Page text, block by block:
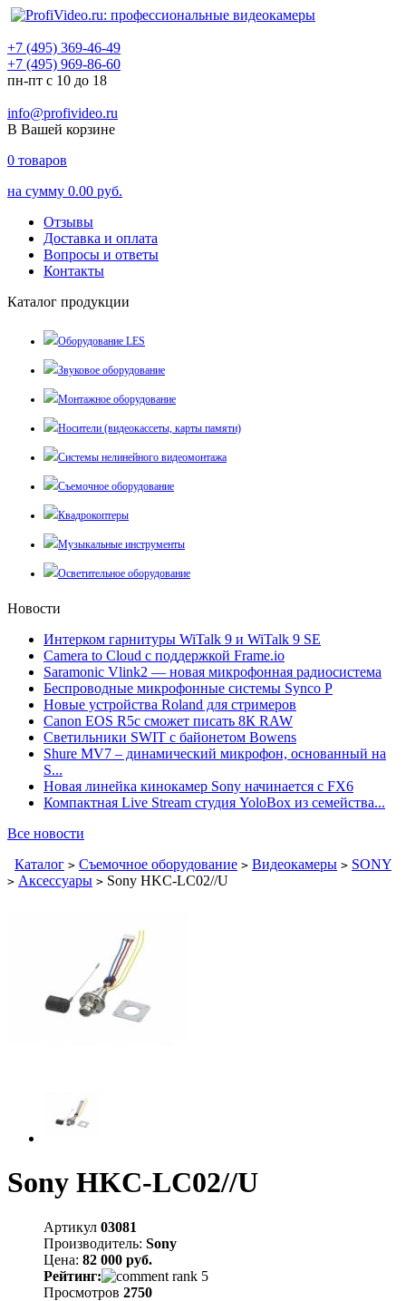
+7 (495) 369-46-49
+7 (495) 969-86-60
пн-пт с 10 до 18
info@profivideo.ru
В Вашей корзине
0 товаров
на сумму 0.00 руб.
Отзывы
Доставка и оплата
Вопросы и ответы
Контакты
Каталог продукции
Оборудование LES
Звуковое оборудование
Монтажное оборудование
Носители (видеокассеты, карты памяти)
Системы нелинейного видеомонтажа
Съемочное оборудование
Квадрокоптеры
Музыкальные инструменты
Осветительное оборудование
Новости
Интерком гарнитуры WiTalk 9 и WiTalk 9 SE
Camera to Cloud с поддержкой Frame.io
Saramonic Vlink2 — новая микрофонная радиосистема
Беспроводные микрофонные системы Synco P
Новые устройства Roland для стримеров
Canon EOS R5c сможет писать 8К RAW
Светильники SWIT с байонетом Bowens
Shure MV7 – динамический микрофон, основанный на
S...
Новая линейка кинокамер Sony начинается с FX6
Компактная Live Stream студия YoloBox из семейства...
Все новости
Каталог > Съемочное оборудование > Видеокамеры > SONY
> Аксессуары > Sony HKC-LC02//U
Sony HKC-LC02//U
Артикул 03081
Производитель: Sony
Цена: 82 000 руб.
Рейтинг:
Просмотров 2750